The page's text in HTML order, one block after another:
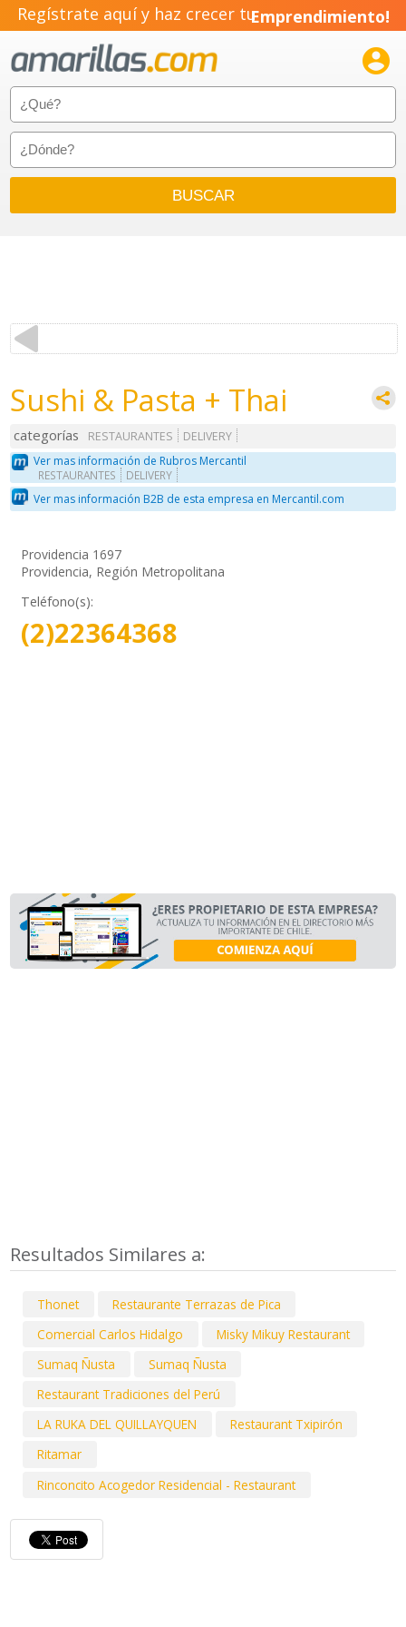
Regístrate aquí y haz crecer tuEmprendimiento!

Sushi & Pasta + Thai
categorías RESTAURANTES
DELIVERY
Ver mas información de Rubros Mercantil
RESTAURANTES DELIVERY
Ver mas información B2B de esta empresa en Mercantil.com
Providencia 1697
Providencia, Región Metropolitana
Teléfono(s):
(2)22364368
Resultados Similares a:
Thonet
Restaurante Terrazas de Pica
Comercial Carlos Hidalgo
Misky Mikuy Restaurant
Sumaq Ñusta
Sumaq Ñusta
Restaurant Tradiciones del Perú
LA RUKA DEL QUILLAYQUEN
Restaurant Txipirón
Ritamar
Rinconcito Acogedor Residencial - Restaurant